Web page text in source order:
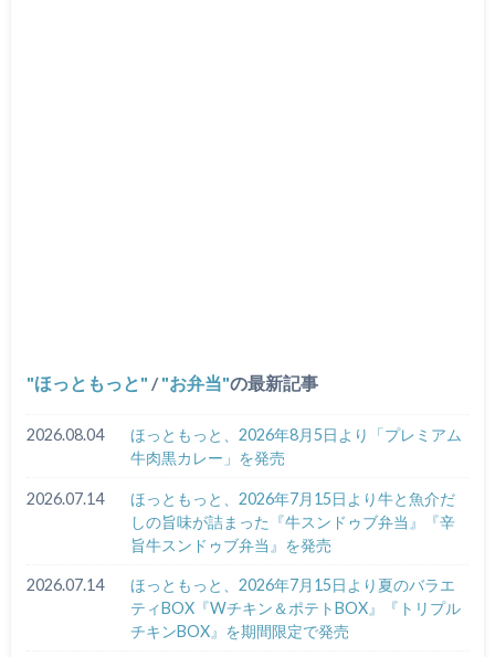
ほっともっと / お弁当 の最新記事
2026.08.04
ほっともっと、2026年8月5日より「プレミアム
牛肉黒カレー」を発売
2026.07.14
ほっともっと、2026年7月15日より牛と魚介だ
しの旨味が詰まった『牛スンドゥブ弁当』『辛
旨牛スンドゥブ弁当』を発売
2026.07.14
ほっともっと、2026年7月15日より夏のバラエ
ティBOX『Wチキン＆ポテトBOX』『トリプル
チキンBOX』を期間限定で発売